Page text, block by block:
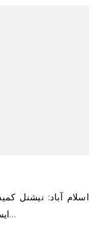
اسلام آباد: نیشنل کمیشن آن دی سٹیٹس آف ویمن (این سی
ایس ڈبلیو) نے ایف نائن پارک ریپ کیس کی…